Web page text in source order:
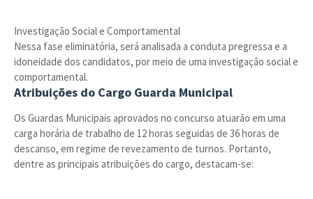
Investigação Social e Comportamental
Nessa fase eliminatória, será analisada a conduta pregressa e a
idoneidade dos candidatos, por meio de uma investigação social e
comportamental.
Atribuições do Cargo Guarda Municipal
Os Guardas Municipais aprovados no concurso atuarão em uma
carga horária de trabalho de 12 horas seguidas de 36 horas de
descanso, em regime de revezamento de turnos. Portanto,
dentre as principais atribuições do cargo, destacam-se: